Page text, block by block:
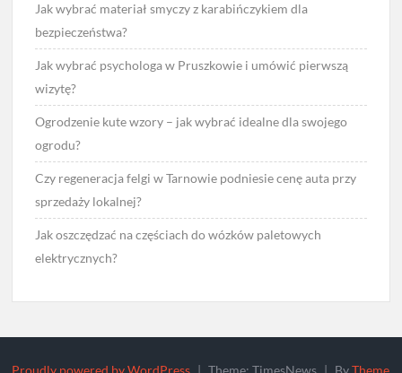
Jak wybrać materiał smyczy z karabińczykiem dla
bezpieczeństwa?
Jak wybrać psychologa w Pruszkowie i umówić pierwszą
wizytę?
Ogrodzenie kute wzory – jak wybrać idealne dla swojego
ogrodu?
Czy regeneracja felgi w Tarnowie podniesie cenę auta przy
sprzedaży lokalnej?
Jak oszczędzać na częściach do wózków paletowych
elektrycznych?
Proudly powered by WordPress | Theme: TimesNews | ByTheme